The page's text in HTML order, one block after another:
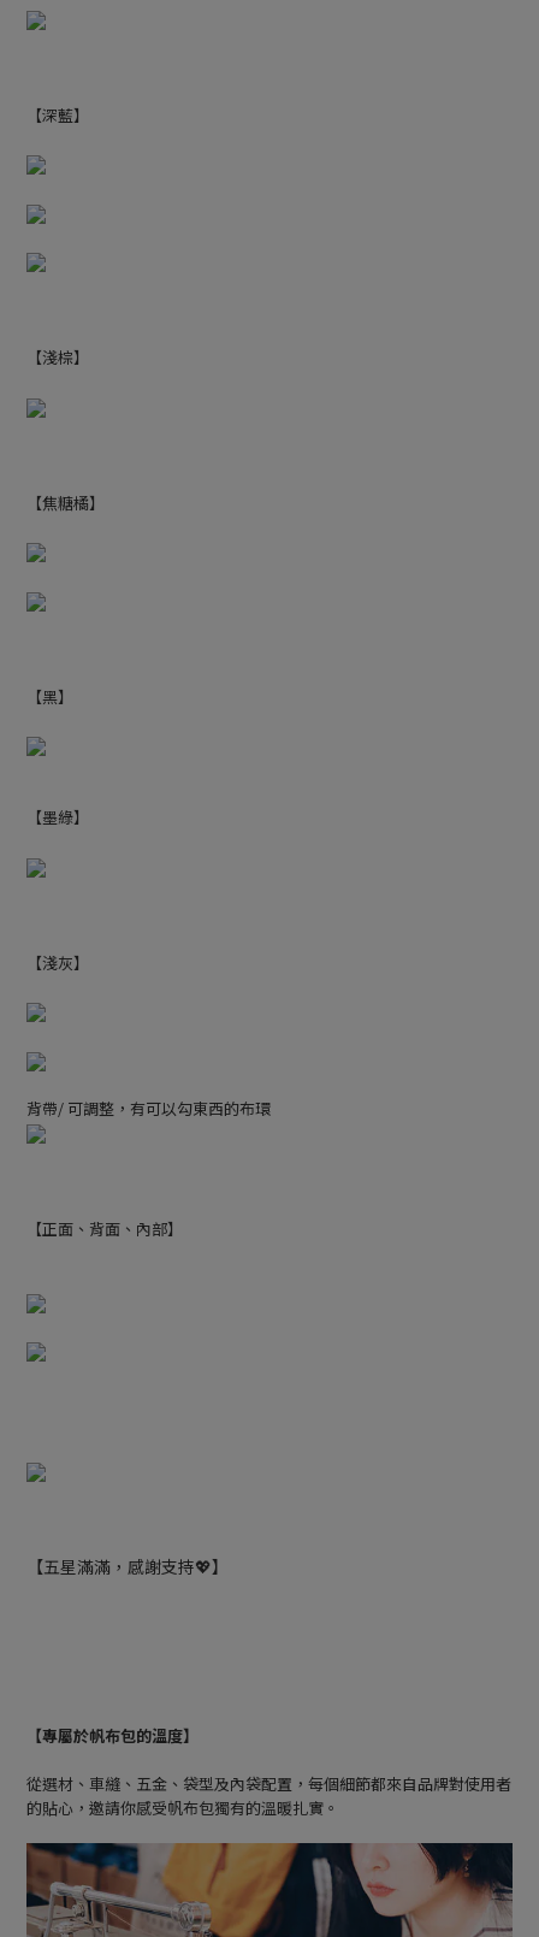
【深藍】
【淺棕】
【焦糖橘】
【黑】
【墨綠】
【淺灰】
背帶/ 可調整，有可以勾東西的布環
【正面、背面、內部】
【五星滿滿，感謝支持💖】
【專屬於帆布包的溫度】
從選材、車縫、五金、袋型及內袋配置，每個細節都來自品牌對使用者
的貼心，邀請你感受帆布包獨有的溫暖扎實。